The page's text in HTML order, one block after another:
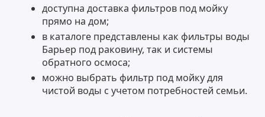
доступна доставка фильтров под мойку
прямо на дом;
в каталоге представлены как фильтры воды
Барьер под раковину, так и системы
обратного осмоса;
можно выбрать фильтр под мойку для
чистой воды с учетом потребностей семьи.